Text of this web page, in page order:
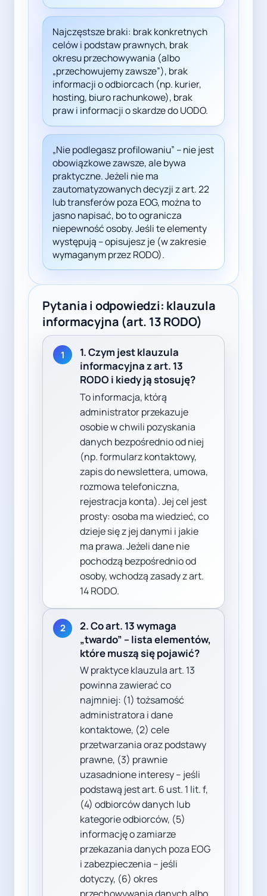
Najczęstsze braki: brak konkretnych
celów i podstaw prawnych, brak
okresu przechowywania (albo
„przechowujemy zawsze”), brak
informacji o odbiorcach (np. kurier,
hosting, biuro rachunkowe), brak
praw i informacji o skardze do UODO.
„Nie podlegasz profilowaniu” – nie jest
obowiązkowe zawsze, ale bywa
praktyczne. Jeżeli nie ma
zautomatyzowanych decyzji z art. 22
lub transferów poza EOG, można to
jasno napisać, bo to ogranicza
niepewność osoby. Jeśli te elementy
występują – opisujesz je (w zakresie
wymaganym przez RODO).
Pytania i odpowiedzi: klauzula
informacyjna (art. 13 RODO)
1
1. Czym jest klauzula
informacyjna z art. 13
RODO i kiedy ją stosuję?
To informacja, którą
administrator przekazuje
osobie w chwili pozyskania
danych bezpośrednio od niej
(np. formularz kontaktowy,
zapis do newslettera, umowa,
rozmowa telefoniczna,
rejestracja konta). Jej cel jest
prosty: osoba ma wiedzieć, co
dzieje się z jej danymi i jakie
ma prawa. Jeżeli dane nie
pochodzą bezpośrednio od
osoby, wchodzą zasady z art.
14 RODO.
2
2. Co art. 13 wymaga
„twardo” – lista elementów,
które muszą się pojawić?
W praktyce klauzula art. 13
powinna zawierać co
najmniej: (1) tożsamość
administratora i dane
kontaktowe, (2) cele
przetwarzania oraz podstawy
prawne, (3) prawnie
uzasadnione interesy – jeśli
podstawą jest art. 6 ust. 1 lit. f,
(4) odbiorców danych lub
kategorie odbiorców, (5)
informację o zamiarze
przekazania danych poza EOG
i zabezpieczenia – jeśli
dotyczy, (6) okres